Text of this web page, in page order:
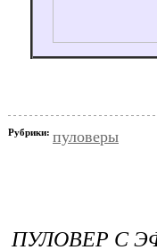
Рубрики: пуловеры
ПУЛОВЕР С